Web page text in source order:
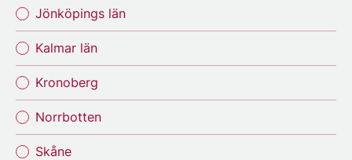
Jönköpings län
Kalmar län
Kronoberg
Norrbotten
Skåne